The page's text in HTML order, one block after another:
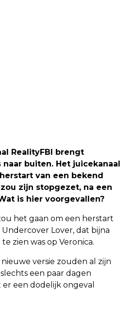
RealityFBI brengt
buiten. Het juicekanaal
van een bekend
zijn stopgezet, na een
is hier voorgevallen?
het gaan om een herstart
Lover, dat bijna
zien was op Veronica.
versie zouden al zijn
een paar dagen
een dodelijk ongeval